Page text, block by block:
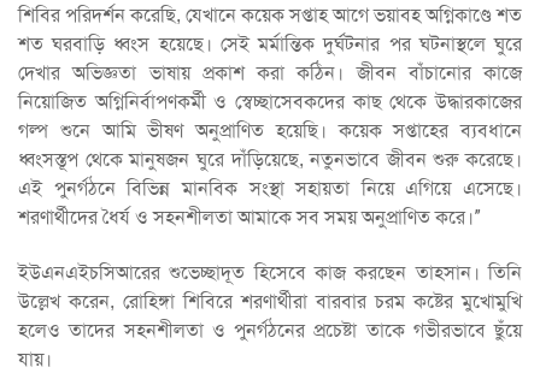
শিবির পরিদর্শন করেছি, যেখানে কয়েক সপ্তাহ আগে ভয়াবহ অগ্নিকাণ্ডে শত
শত ঘরবাড়ি ধ্বংস হয়েছে। সেই মর্মান্তিক দুর্ঘটনার পর ঘটনাস্থলে ঘুরে
দেখার অভিজ্ঞতা ভাষায় প্রকাশ করা কঠিন। জীবন বাঁচানোর কাজে
নিয়োজিত অগ্নিনির্বাপণকর্মী ও স্বেচ্ছাসেবকদের কাছ থেকে উদ্ধারকাজের
গল্প শুনে আমি ভীষণ অনুপ্রাণিত হয়েছি। কয়েক সপ্তাহের ব্যবধানে
ধ্বংসস্তূপ থেকে মানুষজন ঘুরে দাঁড়িয়েছে, নতুনভাবে জীবন শুরু করেছে।
এই পুনর্গঠনে বিভিন্ন মানবিক সংস্থা সহায়তা নিয়ে এগিয়ে এসেছে।
শরণার্থীদের ধৈর্য ও সহনশীলতা আমাকে সব সময় অনুপ্রাণিত করে।”
ইউএনএইচসিআরের শুভেচ্ছাদূত হিসেবে কাজ করছেন তাহসান। তিনি
উল্লেখ করেন, রোহিঙ্গা শিবিরে শরণার্থীরা বারবার চরম কষ্টের মুখোমুখি
হলেও তাদের সহনশীলতা ও পুনর্গঠনের প্রচেষ্টা তাকে গভীরভাবে ছুঁয়ে
যায়।